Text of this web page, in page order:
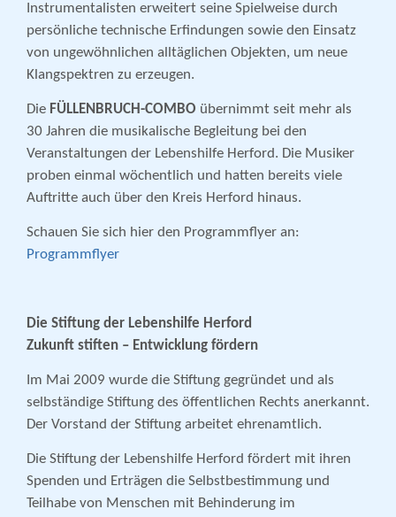
Instrumentalisten erweitert seine Spielweise durch
persönliche technische Erfindungen sowie den Einsatz
von ungewöhnlichen alltäglichen Objekten, um neue
Klangspektren zu erzeugen.
Die FÜLLENBRUCH-COMBO übernimmt seit mehr als
30 Jahren die musikalische Begleitung bei den
Veranstaltungen der Lebenshilfe Herford. Die Musiker
proben einmal wöchentlich und hatten bereits viele
Auftritte auch über den Kreis Herford hinaus.
Schauen Sie sich hier den Programmflyer an:
Programmflyer
Die Stiftung der Lebenshilfe Herford
Zukunft stiften – Entwicklung fördern
Im Mai 2009 wurde die Stiftung gegründet und als
selbständige Stiftung des öffentlichen Rechts anerkannt.
Der Vorstand der Stiftung arbeitet ehrenamtlich.
Die Stiftung der Lebenshilfe Herford fördert mit ihren
Spenden und Erträgen die Selbstbestimmung und
Teilhabe von Menschen mit Behinderung im